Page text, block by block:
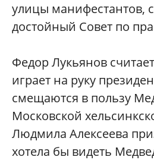
улицы манифестантов,
достойный Совет по
Федор Лукьянов
играет на руку
смещаются в пользу
Московской
Людмила Алексеева
хотела бы видеть